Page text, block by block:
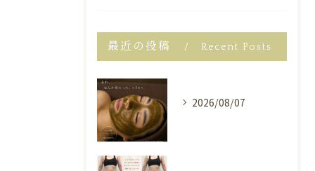
最近の投稿 Recent Posts
2026/08/07